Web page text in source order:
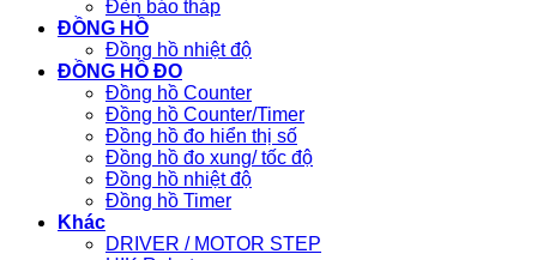
Đèn báo tháp
ĐỒNG HỒ
Đồng hồ nhiệt độ
ĐỒNG HỒ ĐO
Đồng hồ Counter
Đồng hồ Counter/Timer
Đồng hồ đo hiển thị số
Đồng hồ đo xung/ tốc độ
Đồng hồ nhiệt độ
Đồng hồ Timer
Khác
DRIVER / MOTOR STEP